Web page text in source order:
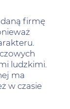
firmę
ludzkimi.
ma
w czasie